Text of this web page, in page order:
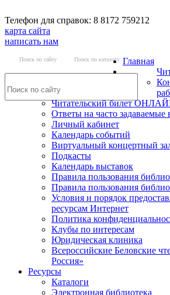
Телефон для справок: 8 8172 759212
карта сайта
написать нам
Поиск по сайту Поиск по каталогу Главная
Читательский билет
Ответы на часто задаваемые
Личный кабинет
Календарь событий
Виртуальный концертный
Подкасты
Календарь выставок
Правила пользования
Правила пользования
Условия и порядок
ресурсам Интернет
Политика
Клубы по интересам
Юридическая клиника
Всероссийские Беловские
Россия»
Ресурсы
Каталоги
Электронная библиотека